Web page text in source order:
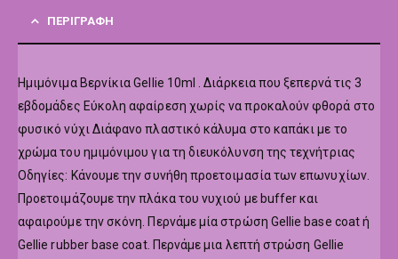
ΠΕΡΙΓΡΑΦΉ
Hμιμόνιμα Βερνίκια Gellie 10ml . Διάρκεια που ξεπερνά τις 3
εβδομάδες Εύκολη αφαίρεση χωρίς να προκαλούν φθορά στο
φυσικό νύχι Διάφανο πλαστικό κάλυμα στο καπάκι με το
χρώμα του ημιμόνιμου για τη διευκόλυνση της τεχνήτριας
Οδηγίες: Κάνουμε την συνήθη προετοιμασία των επωνυχίων.
Προετοιμάζουμε την πλάκα του νυχιού με buffer και
αφαιρούμε την σκόνη. Περνάμε μία στρώση Gellie base coat ή
Gellie rubber base coat. Περνάμε μια λεπτή στρώση Gellie